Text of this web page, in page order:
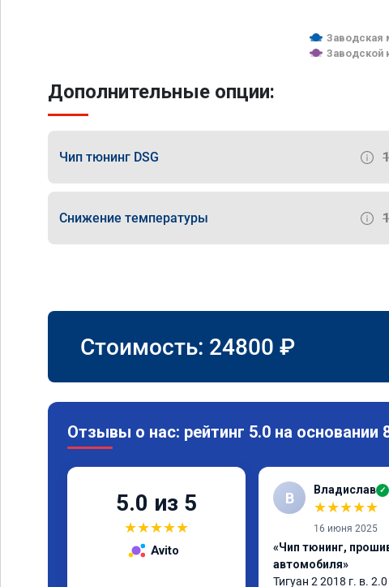
Заводская
Заводской
Дополнительные опции:
Чип тюнинг DSG
Снижение температуры
Стоимость: 24800 ₽
Отзывы о нас: рейтинг 5.0 на основании
5.0 из 5
★★★★★
Avito
В Владислав ✓
★★★★★
16 июня 2025
«Чип тюнинг,
автомобиля»
Тигуан 2 2018 г. в.